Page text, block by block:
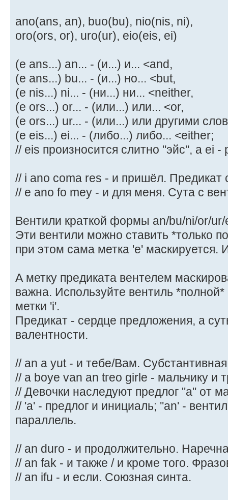
ano(ans, an), buo(bu), nio(nis, ni),
oro(ors, or), uro(ur), eio(eis, ei)
(е ans...) an... - (и...) и... <and,
(е ans...) bu... - (и...) но... <but,
(е nis...) ni... - (ни...) ни... <neither,
(e ors...) or... - (или...) или... <or,
(e ors...) ur... - (или...) или другими
(е eis...) ei... - (либо...) либо... <either;
// eis произносится слитно "эйс", а ei -
// i ano coma res - и пришёл. Предикат
// e ano fo mey - и для меня. Сута с
Вентили краткой формы an/bu/ni/or/ur/
Эти вентили можно ставить *только
при этом сама метка 'e' маскируется.
А метку предиката вентелем
важна. Используйте вентиль
метки 'i'.
Предикат - сердце предложения, а
валентности.
// an a yut - и тебе/Вам.
// a boye van an tгео girle - мальчику и
// Девочки наследуют предлог "a" от
// 'a' - предлог и инициаль; ''an' -
параллель.
// an duro - и продолжительно.
// an fak - и также / и кроме того.
// an ifu - и если. Союзная синта.